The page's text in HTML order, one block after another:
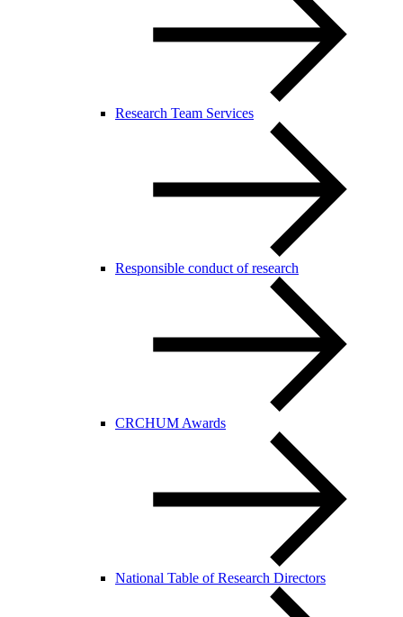
Research Team Services
Responsible conduct of research
CRCHUM Awards
National Table of Research Directors